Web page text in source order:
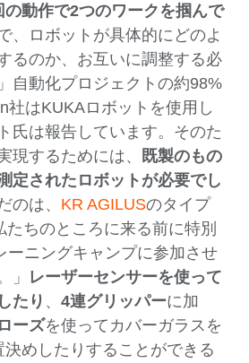
の動作で2つのワークを掴んで
、ロボットが具体的にどのよ
るのか、お互いに調整する必
自動化プロジェクトの約98%
社はKUKAロボットを使用し
氏は報告しています。そのた
現するためには、
既製のもの
定されたロボットが必要でし
のは、 KR AGILUSのタイプ
たちのところに来る前に特別
ーニングキャンプに参加させ
」 レーザーセンサーを使って
たり 、4連グリッパーに加
ーズを使ってカバーガラスを
めしたりすることができる